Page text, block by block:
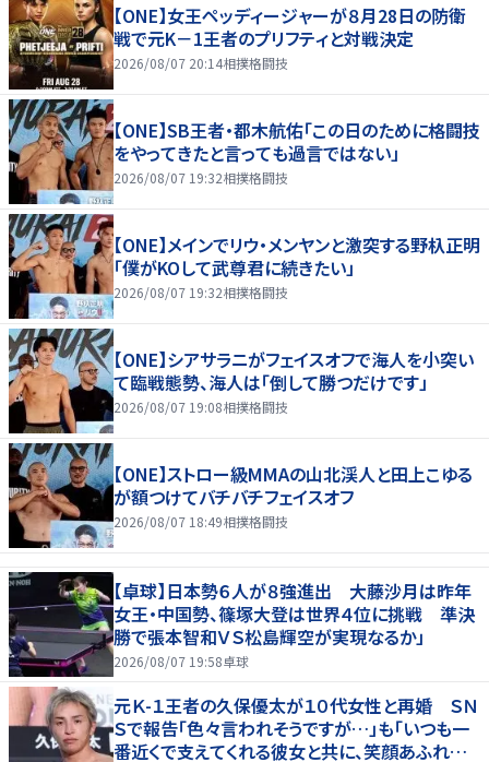
【ONE】女王ペッディージャーが８月28日の防衛
戦で元K－1王者のプリフティと対戦決定
2026/08/07 20:14相撲格闘技
【ONE】SB王者・都木航佑「この日のために格闘技
をやってきたと言っても過言ではない」
2026/08/07 19:32相撲格闘技
【ONE】メインでリウ・メンヤンと激突する野杁正明
「僕がKOして武尊君に続きたい」
2026/08/07 19:32相撲格闘技
【ONE】シアサラニがフェイスオフで海人を小突い
て臨戦態勢、海人は「倒して勝つだけです」
2026/08/07 19:08相撲格闘技
【ONE】ストロー級MMAの山北渓人と田上こゆる
が額つけてバチバチフェイスオフ
2026/08/07 18:49相撲格闘技
【卓球】日本勢６人が８強進出 大藤沙月は昨年
女王・中国勢、篠塚大登は世界４位に挑戦 準決
勝で張本智和ＶＳ松島輝空が実現なるか」
2026/08/07 19:58卓球
元Ｋ-１王者の久保優太が１０代女性と再婚 ＳＮ
Ｓで報告「色々言われそうですが…」も「いつも一
番近くで支えてくれる彼女と共に、笑顔あふれる